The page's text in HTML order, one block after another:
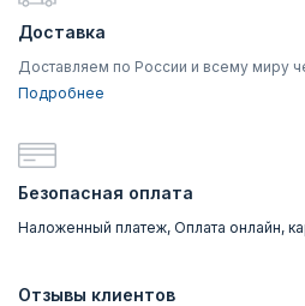
Доставка
Доставляем по России и всему миру
Подробнее
Безопасная оплата
Наложенный платеж, Оплата онлайн,
Отзывы клиентов